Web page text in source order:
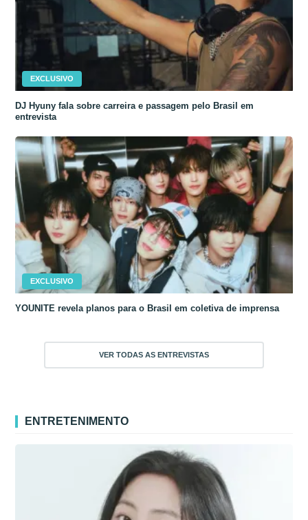
EXCLUSIVO
DJ Hyuny fala sobre carreira e passagem pelo Brasil em
entrevista
EXCLUSIVO
YOUNITE revela planos para o Brasil em coletiva de imprensa
VER TODAS AS ENTREVISTAS
ENTRETENIMENTO